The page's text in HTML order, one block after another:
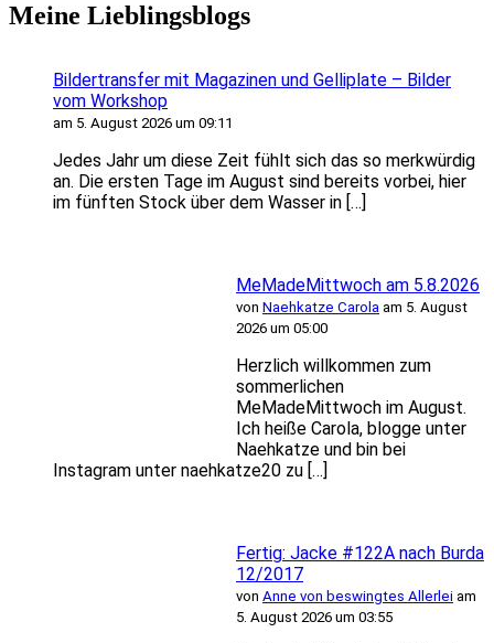
Meine Lieblingsblogs
Bildertransfer mit Magazinen und Gelliplate – Bilder
vom Workshop
am 5. August 2026 um 09:11
Jedes Jahr um diese Zeit fühlt sich das so merkwürdig
an. Die ersten Tage im August sind bereits vorbei, hier
im fünften Stock über dem Wasser in […]
MeMadeMittwoch am 5.8.2026
von Naehkatze Carola am 5. August
2026 um 05:00
Herzlich willkommen zum
sommerlichen
MeMadeMittwoch im August.
Ich heiße Carola, blogge unter
Naehkatze und bin bei
Instagram unter naehkatze20 zu […]
Fertig: Jacke #122A nach Burda
12/2017
von Anne von beswingtes Allerlei am
5. August 2026 um 03:55